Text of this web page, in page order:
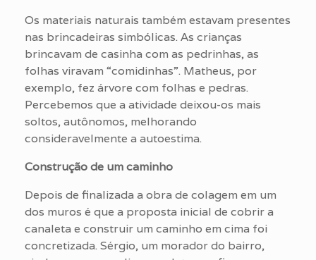
Os materiais naturais também estavam presentes
nas brincadeiras simbólicas. As crianças
brincavam de casinha com as pedrinhas, as
folhas viravam “comidinhas”. Matheus, por
exemplo, fez árvore com folhas e pedras.
Percebemos que a atividade deixou-os mais
soltos, autônomos, melhorando
consideravelmente a autoestima.
Construção de um caminho
Depois de finalizada a obra de colagem em um
dos muros é que a proposta inicial de cobrir a
canaleta e construir um caminho em cima foi
concretizada. Sérgio, um morador do bairro,